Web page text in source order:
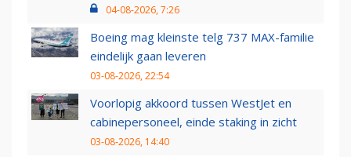
04-08-2026, 7:26
Boeing mag kleinste telg 737 MAX-familie
eindelijk gaan leveren
03-08-2026, 22:54
Voorlopig akkoord tussen WestJet en
cabinepersoneel, einde staking in zicht
03-08-2026, 14:40